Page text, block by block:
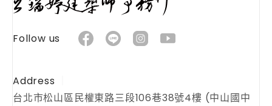
Follow us
Address
台北市松山區民權東路三段106巷38號4樓 (中山國中